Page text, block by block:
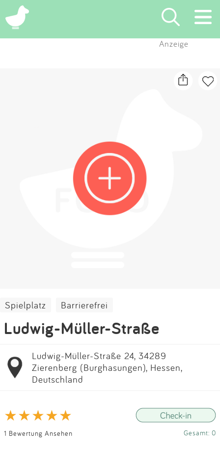
×
Blog
Partner
Kontakt
Impressum
Anzeige
Spielplatz Barrierefrei
Ludwig-Müller-Straße
Ludwig-Müller-Straße 24, 34289
Zierenberg (Burghasungen), Hessen,
Deutschland
1 Bewertung Ansehen Gesamt: 0